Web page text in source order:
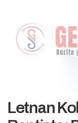
Letnan